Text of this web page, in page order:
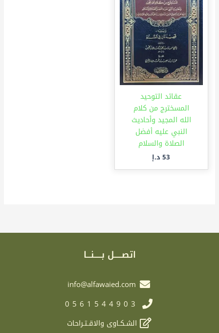
عقائد التوحيد
المسخترج من كلام
الله المجيد وأحاديث
النبي عليه أفضل
الصلاة والسلام
53 د.إ
اتصـــــل بـــــنـــا
info@alfawaied.com
0561544903
الشـكـاوى والاقـتـراحات